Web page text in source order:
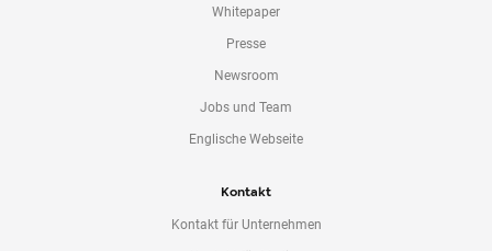
Whitepaper
Presse
Newsroom
Jobs und Team
Englische Webseite
Kontakt
Kontakt für Unternehmen